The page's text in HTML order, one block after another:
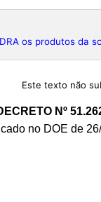
os produtos da
Este texto não
Nº
no DOE de